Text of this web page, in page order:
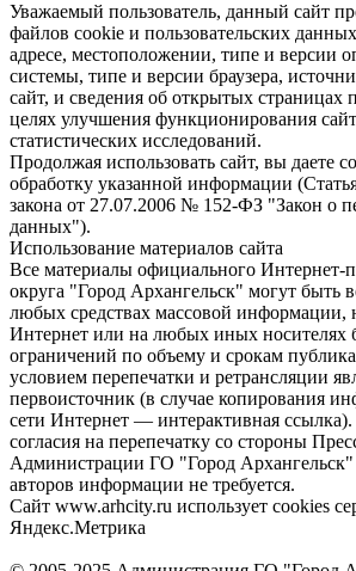
Уважаемый пользователь, данный сайт
файлов cookie и пользовательских
адресе, местоположении, типе и версии
системы, типе и версии браузера,
сайт, и сведения об открытых страницах
целях улучшения функционирования
статистических исследований.
Продолжая использовать сайт, вы даете
обработку указанной информации
закона от 27.07.2006 № 152-ФЗ "Закон о
данных").
Использование материалов сайта
Все материалы официального Интернет-
округа "Город Архангельск" могут быть
любых средствах массовой информации,
Интернет или на любых иных носителях
ограничений по объему и срокам
условием перепечатки и ретрансляции
первоисточник (в случае копирования
сети Интернет — интерактивная
согласия на перепечатку со стороны
Администрации ГО "Город Архангельск"
авторов информации не требуется.
Сайт www.arhcity.ru использует cookies
Яндекс.Метрика